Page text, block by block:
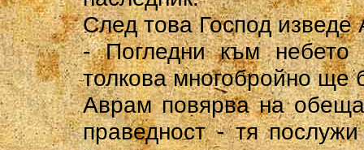
След това Господ
- Погледни към
толкова многобройно ще
Аврам повярва на
праведност - тя